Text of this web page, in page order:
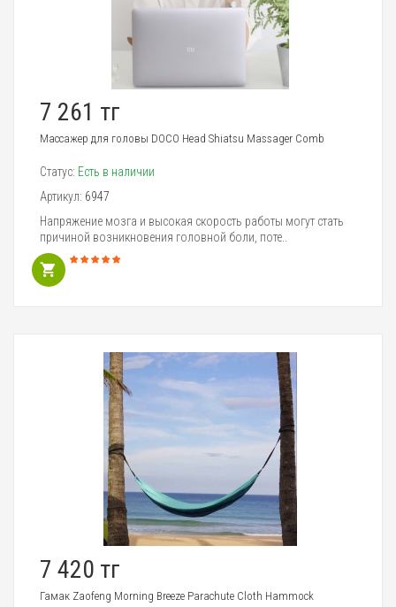
7 261 тг
Массажер для головы DOCO Head Shiatsu Massager Comb
Статус: Есть в наличии
Артикул: 6947
Напряжение мозга и высокая скорость работы могут стать
причиной возникновения головной боли, поте..
7 420 тг
Гамак Zaofeng Morning Breeze Parachute Cloth Hammock